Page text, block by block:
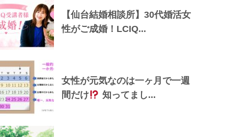
【仙台結婚相談所】30代婚活女
性がご成婚！LCIQ...
女性が元気なのは一ヶ月で一週
間だけ
知ってまし...